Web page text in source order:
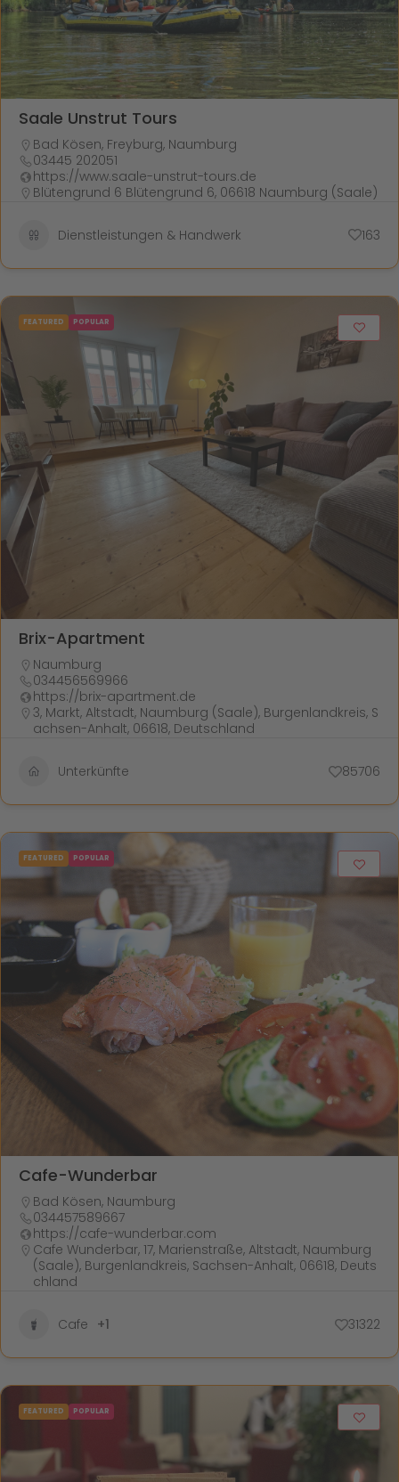
Saale Unstrut Tours
Bad Kösen, Freyburg, Naumburg
03445 202051
https://www.saale-unstrut-tours.de
Blütengrund 6 Blütengrund 6, 06618 Naumburg (Saale)
Dienstleistungen & Handwerk 163
FEATURED POPULAR
Brix-Apartment
Naumburg
034456569966
https://brix-apartment.de
3, Markt, Altstadt, Naumburg (Saale), Burgenlandkreis, S
achsen-Anhalt, 06618, Deutschland
Unterkünfte 85706
FEATURED POPULAR
Cafe-Wunderbar
Bad Kösen, Naumburg
034457589667
https://cafe-wunderbar.com
Cafe Wunderbar, 17, Marienstraße, Altstadt, Naumburg
(Saale), Burgenlandkreis, Sachsen-Anhalt, 06618, Deuts
chland
Cafe +1 31322
FEATURED POPULAR